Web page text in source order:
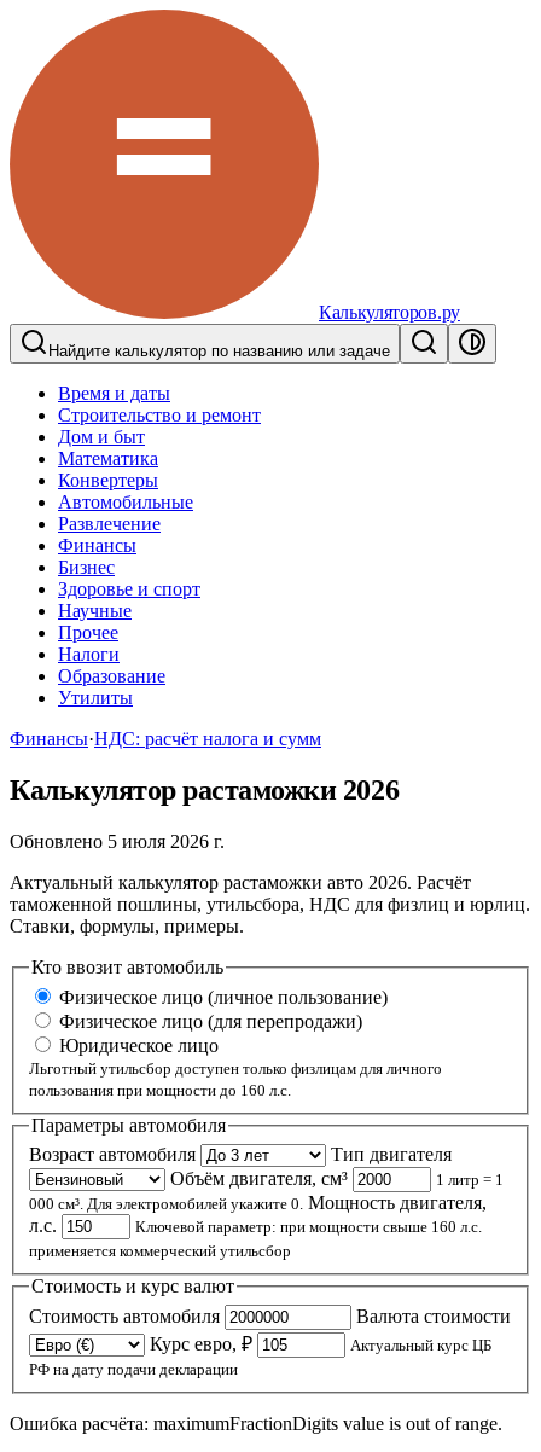
Калькуляторов.ру
Найдите калькулятор по названию или задаче
Время и даты
Строительство и ремонт
Дом и быт
Математика
Конвертеры
Автомобильные
Развлечение
Финансы
Бизнес
Здоровье и спорт
Научные
Прочее
Налоги
Образование
Утилиты
Финансы·НДС: расчёт налога и сумм
Калькулятор растаможки 2026
Обновлено 5 июля 2026 г.
Актуальный калькулятор растаможки авто 2026. Расчёт
таможенной пошлины, утильсбора, НДС для физлиц и юрлиц.
Ставки, формулы, примеры.
Кто ввозит автомобиль
Физическое лицо (личное пользование)
Физическое лицо (для перепродажи)
Юридическое лицо
Льготный утильсбор доступен только физлицам для личного
пользования при мощности до 160 л.с.
Параметры автомобиля
Возраст автомобиля
Тип двигателя
Объём двигателя, см³
1 литр = 1
000 см³. Для электромобилей укажите 0. Мощность двигателя,
л.с.
Ключевой параметр: при мощности свыше 160 л.с.
применяется коммерческий утильсбор
Стоимость и курс валют
Стоимость автомобиля
Валюта стоимости
Курс евро, ₽
Актуальный курс ЦБ
РФ на дату подачи декларации
Ошибка расчёта: maximumFractionDigits value is out of range.